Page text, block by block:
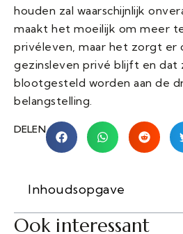
houden zal waarschijnlijk
maakt het moeilijk om meer
privéleven, maar het zorgt er
gezinsleven privé blijft en dat
blootgesteld worden aan de
belangstelling.
DELEN
Inhoudsopgave
Ook interessant